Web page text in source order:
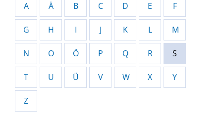
A Ä B C D E F
G H I J K L M
N O Ö P Q R S
T U Ü V W X Y
Z